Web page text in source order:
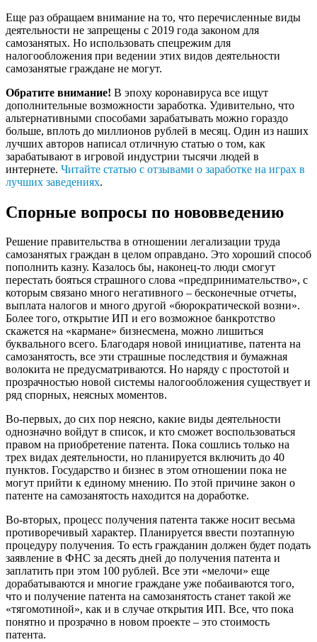
Еще раз обращаем внимание на то, что перечисленные виды
деятельности не запрещены с 2019 года законом для
самозанятых. Но использовать спецрежим для
налогообложения при ведении этих видов деятельности
самозанятые граждане не могут.
Обратите внимание! В эпоху коронавируса все ищут
дополнительные возможности заработка. Удивительно, что
альтернативными способами зарабатывать можно гораздо
больше, вплоть до миллионов рублей в месяц. Один из наших
лучших авторов написал отличную статью о том, как
зарабатывают в игровой индустрии тысячи людей в
интернете. Читайте статью с отзывами о заработке на играх в
лучших заведениях.
Спорные вопросы по нововведению
Решение правительства в отношении легализации труда
самозанятых граждан в целом оправдано. Это хороший способ
пополнить казну. Казалось бы, наконец-то люди смогут
перестать бояться страшного слова «предпринимательство», с
которым связано много негативного – бесконечные отчеты,
выплата налогов и много другой «бюрократической возни».
Более того, открытие ИП и его возможное банкротство
скажется на «кармане» бизнесмена, можно лишиться
буквального всего. Благодаря новой инициативе, патента на
самозанятость, все эти страшные последствия и бумажная
волокита не предусматриваются. Но наряду с простотой и
прозрачностью новой системы налогообложения существует и
ряд спорных, неясных моментов.
Во-первых, до сих пор неясно, какие виды деятельности
однозначно войдут в список, и кто сможет воспользоваться
правом на приобретение патента. Пока сошлись только на
трех видах деятельности, но планируется включить до 40
пунктов. Государство и бизнес в этом отношении пока не
могут прийти к единому мнению. По этой причине закон о
патенте на самозанятость находится на доработке.
Во-вторых, процесс получения патента также носит весьма
противоречивый характер. Планируется ввести поэтапную
процедуру получения. То есть гражданин должен будет подать
заявление в ФНС за десять дней до получения патента и
заплатить при этом 100 рублей. Все эти «мелочи» еще
дорабатываются и многие граждане уже побаиваются того,
что и получение патента на самозанятость станет такой же
«тягомотиной», как и в случае открытия ИП. Все, что пока
понятно и прозрачно в новом проекте – это стоимость
патента.